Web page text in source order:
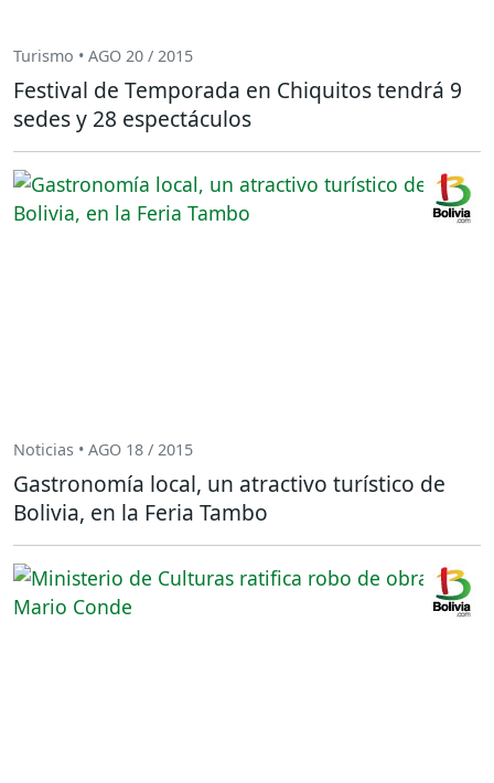
Turismo • AGO 20 / 2015
Festival de Temporada en Chiquitos tendrá 9
sedes y 28 espectáculos
Noticias • AGO 18 / 2015
Gastronomía local, un atractivo turístico de
Bolivia, en la Feria Tambo